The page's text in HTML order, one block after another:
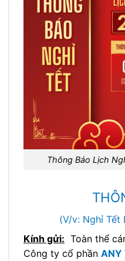
Thông Báo Lịch
(V/v: Nghỉ Tết
Kính gửi: Toàn thể
Công ty cổ phần ANY